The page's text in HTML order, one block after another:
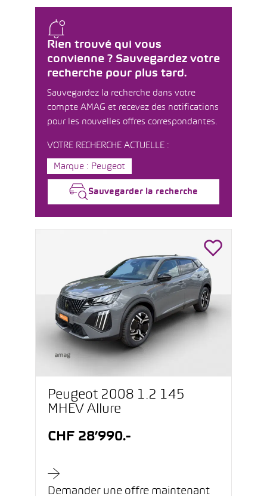
Rien trouvé qui vous
convienne ? Sauvegardez votre
recherche pour plus tard.
Sauvegardez la recherche dans votre
compte AMAG et recevez des notifications
pour les nouvelles offres correspondantes.
VOTRE RECHERCHE ACTUELLE :
Marque : Peugeot
Sauvegarder la recherche
Peugeot 2008 1.2 145
MHEV Allure
CHF 28’990.-
Demander une offre maintenant